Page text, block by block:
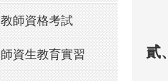
教師資格考試
師資生教育實習 貳